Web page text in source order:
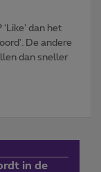
dan het
De andere
dan sneller
in de